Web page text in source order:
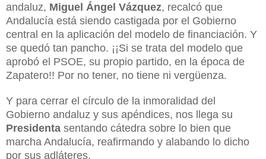
andaluz, Miguel Ángel Vázquez, recalcó que
Andalucía está siendo castigada por el Gobierno
central en la aplicación del modelo de financiación. Y
se quedó tan pancho. ¡¡Si se trata del modelo que
aprobó el PSOE, su propio partido, en la época de
Zapatero!! Por no tener, no tiene ni vergüenza.
Y para cerrar el círculo de la inmoralidad del
Gobierno andaluz y sus apéndices, nos llega su
Presidenta sentando cátedra sobre lo bien que
marcha Andalucía, reafirmando y alabando lo dicho
por sus adláteres.